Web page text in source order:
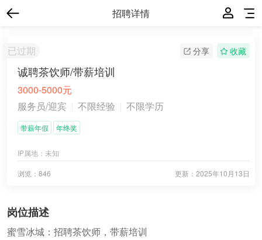
招聘详情
分享 收藏
已过期
诚聘茶饮师/带薪培训
3000-5000元
服务员/迎宾
不限经验 不限学历
带薪年假 年终奖
IP属地： 未知
更新： 2025年10月13日
浏览：846
岗位描述
蜜雪冰城：招聘茶饮师，带薪培训